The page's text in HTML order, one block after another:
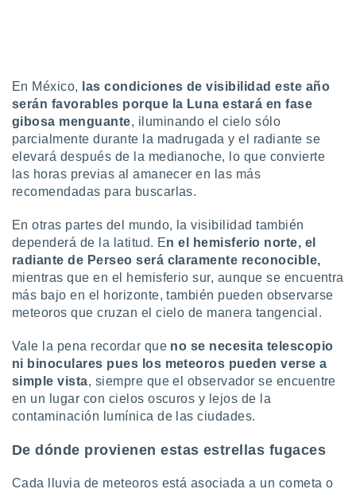
crear un
uso de
la
contenido
medir el
de la
del
de
o a través
de
de
uso de
con el
mediante
En México,
las condiciones de visibilidad este año
serán favorables porque la Luna estará en fase
gibosa menguante, iluminando el cielo sólo
parcialmente durante la madrugada y el radiante se
elevará después de la medianoche, lo que convierte
las horas previas al amanecer en las más
recomendadas para buscarlas.
En otras partes del mundo, la visibilidad también
dependerá de la latitud. En el hemisferio norte, el
radiante de Perseo será claramente reconocible,
mientras que en el hemisferio sur, aunque se encuentra
más bajo en el horizonte, también pueden observarse
meteoros que cruzan el cielo de manera tangencial.
Vale la pena recordar que no se necesita telescopio
ni binoculares pues los meteoros pueden verse a
simple vista, siempre que el observador se encuentre
en un lugar con cielos oscuros y lejos de la
contaminación lumínica de las ciudades.
De dónde provienen estas estrellas fugaces
Cada lluvia de meteoros está asociada a un cometa o